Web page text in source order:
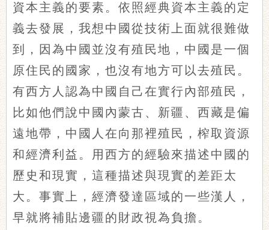
資本主義的要素。依照經典資本主義的定
義去發展，我想中國從技術上面就很難做
到，因為中國並沒有殖民地，中國是一個
原住民的國家，也沒有地方可以去殖民。
有西方人認為中國自己在實行內部殖民，
比如他們說中國內蒙古、新疆、西藏是偏
遠地帶，中國人在向那裡殖民，榨取資源
和經濟利益。用西方的經驗來描述中國的
歷史和現實，這種描述與現實的差距太
大。事實上，經濟發達區域的一些漢人，
早就將補貼邊疆的財政視為負擔。